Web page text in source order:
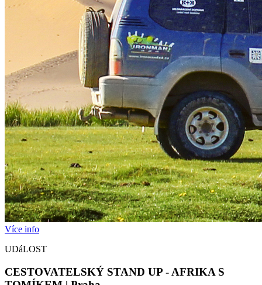
Více info
UDáLOST
CESTOVATELSKÝ STAND UP - AFRIKA S